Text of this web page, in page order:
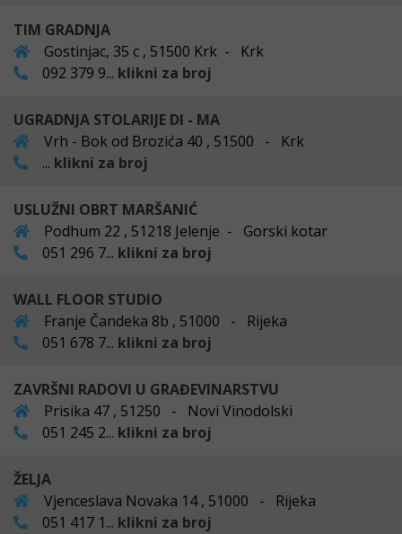
TIM GRADNJA
Gostinjac, 35 c , 51500 Krk - Krk
092 379 9... klikni za broj
UGRADNJA STOLARIJE DI - MA
Vrh - Bok od Brozića 40 , 51500 - Krk
... klikni za broj
USLUŽNI OBRT MARŠANIĆ
Podhum 22 , 51218 Jelenje - Gorski kotar
051 296 7... klikni za broj
WALL FLOOR STUDIO
Franje Čandeka 8b , 51000 - Rijeka
051 678 7... klikni za broj
ZAVRŠNI RADOVI U GRAĐEVINARSTVU
Prisika 47 , 51250 - Novi Vinodolski
051 245 2... klikni za broj
ŽELJA
Vjenceslava Novaka 14 , 51000 - Rijeka
051 417 1... klikni za broj